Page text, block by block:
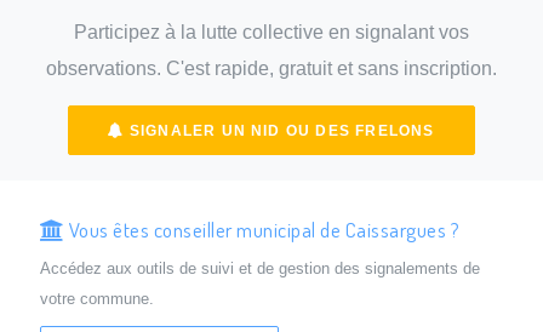
Participez à la lutte collective en signalant vos
observations. C'est rapide, gratuit et sans inscription.
SIGNALER UN NID OU DES FRELONS
Vous êtes conseiller municipal de Caissargues ?
Accédez aux outils de suivi et de gestion des signalements de
votre commune.